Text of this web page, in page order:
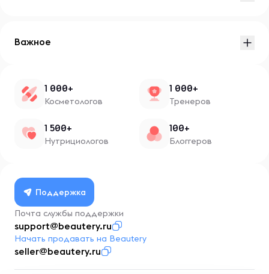
Важное
1 000+
Косметологов
1 000+
Тренеров
1 500+
Нутрициологов
100+
Блоггеров
Поддержка
Почта службы поддержки
support@beautery.ru
Начать продавать на Beautery
seller@beautery.ru